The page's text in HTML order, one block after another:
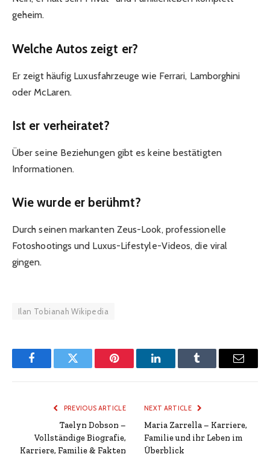
geheim.
Welche Autos zeigt er?
Er zeigt häufig Luxusfahrzeuge wie Ferrari, Lamborghini
oder McLaren.
Ist er verheiratet?
Über seine Beziehungen gibt es keine bestätigten
Informationen.
Wie wurde er berühmt?
Durch seinen markanten Zeus-Look, professionelle
Fotoshootings und Luxus-Lifestyle-Videos, die viral
gingen.
Ilan Tobianah Wikipedia
FacebookTwitter Pinterest LinkedInTumblr Email
PREVIOUS ARTICLE
Taelyn Dobson –
Vollständige Biografie,
Karriere, Familie & Fakten
NEXT ARTICLE
Maria Zarrella – Karriere,
Familie und ihr Leben im
Überblick